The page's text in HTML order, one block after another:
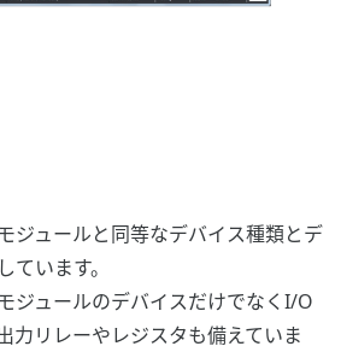
ジュールと同等なデバイス種類とデ
ています。
ジュールのデバイスだけでなくI/O
力リレーやレジスタも備えていま